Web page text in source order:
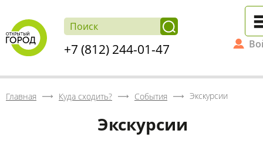
+7 (812) 244-01-47
Главная Куда сходить? События Экскурсии
Экскурсии